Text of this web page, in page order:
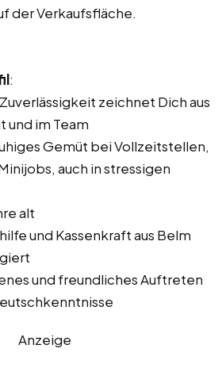
der Verkaufsfläche.
:
zeichnet Dich aus
und im Team
Gemüt bei Vollzeitstellen,
auch in stressigen
alt
und Kassenkraft aus Belm
und freundliches Auftreten
Anzeige